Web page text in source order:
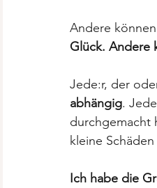
Andere
Glück. Andere
Jede:r, der
abhängig.
durchgemacht
kleine
Ich habe die